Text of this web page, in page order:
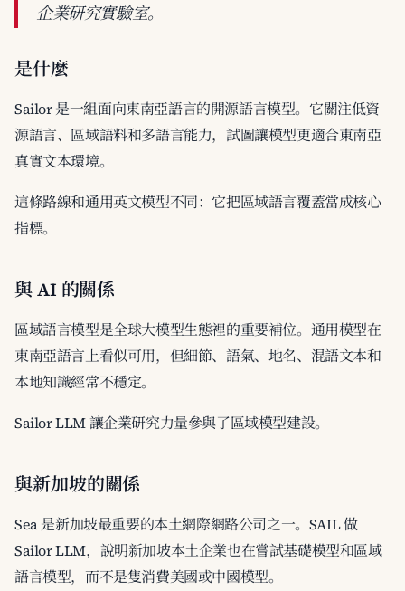
企業研究實驗室。
是什麼
Sailor 是一組面向東南亞語言的開源語言模型。它關注低資
源語言、區域語料和多語言能力，試圖讓模型更適合東南亞
真實文本環境。
這條路線和通用英文模型不同：它把區域語言覆蓋當成核心
指標。
與 AI 的關係
區域語言模型是全球大模型生態裡的重要補位。通用模型在
東南亞語言上看似可用，但細節、語氣、地名、混語文本和
本地知識經常不穩定。
Sailor LLM 讓企業研究力量參與了區域模型建設。
與新加坡的關係
Sea 是新加坡最重要的本土網際網路公司之一。SAIL 做
Sailor LLM，說明新加坡本土企業也在嘗試基礎模型和區域
語言模型，而不是隻消費美國或中國模型。